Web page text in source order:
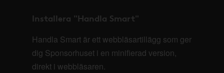
Installera "Handla Smart"
Handla Smart är ett webbläsartillägg som ger
dig Sponsorhuset i en minifierad version,
direkt i webbläsaren.